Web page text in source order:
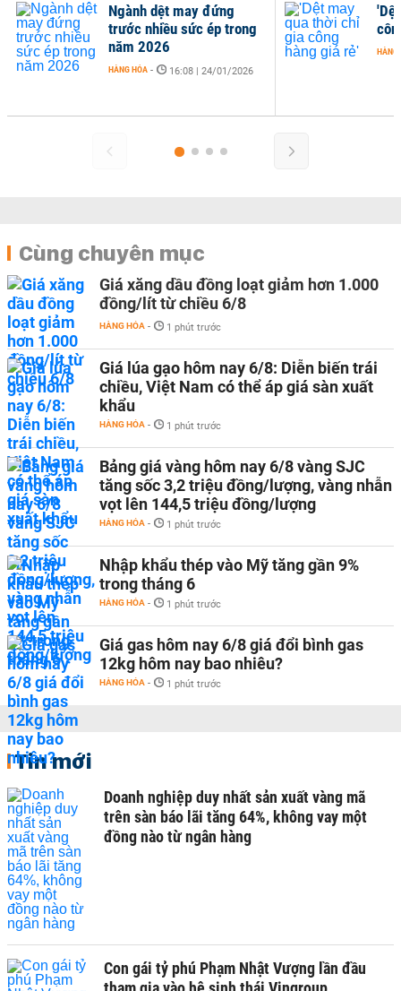
đứng
ép trong
01/2026
'Dệt may qua thời chỉ gia
công hàng giá rẻ'
13:29 | 10/10/2025
Cùng chuyên mục
Giá xăng dầu đồng loạt giảm hơn 1.000
đồng/lít từ chiều 6/8
HÀNG HÓA - 1 phút trước
Giá lúa gạo hôm nay 6/8: Diễn biến trái
chiều, Việt Nam có thể áp giá sàn xuất
khẩu
HÀNG HÓA - 1 phút trước
Bảng giá vàng hôm nay 6/8 vàng SJC
tăng sốc 3,2 triệu đồng/lượng, vàng nhẫn
vọt lên 144,5 triệu đồng/lượng
HÀNG HÓA - 1 phút trước
Nhập khẩu thép vào Mỹ tăng gần 9%
trong tháng 6
HÀNG HÓA - 1 phút trước
Giá gas hôm nay 6/8 giá đổi bình gas
12kg hôm nay bao nhiêu?
HÀNG HÓA - 1 phút trước
Tin mới
Doanh nghiệp duy nhất sản xuất vàng mã
trên sàn báo lãi tăng 64%, không vay một
đồng nào từ ngân hàng
Con gái tỷ phú Phạm Nhật Vượng lần đầu